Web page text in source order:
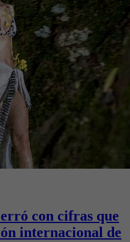
con cifras que
internacional de